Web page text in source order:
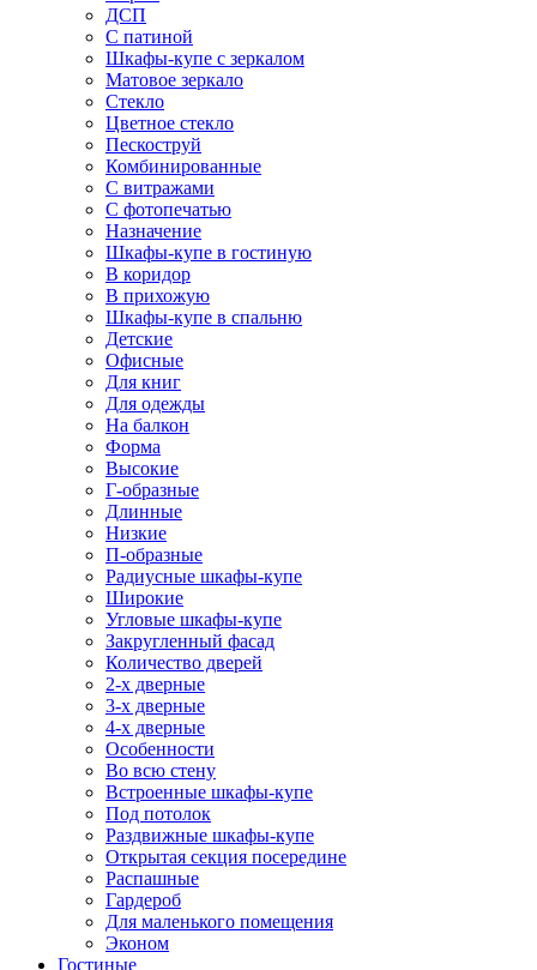
ДСП
С патиной
Шкафы-купе с зеркалом
Матовое зеркало
Стекло
Цветное стекло
Пескоструй
Комбинированные
С витражами
С фотопечатью
Назначение
Шкафы-купе в гостиную
В коридор
В прихожую
Шкафы-купе в спальню
Детские
Офисные
Для книг
Для одежды
На балкон
Форма
Высокие
Г-образные
Длинные
Низкие
П-образные
Радиусные шкафы-купе
Широкие
Угловые шкафы-купе
Закругленный фасад
Количество дверей
2-х дверные
3-х дверные
4-х дверные
Особенности
Во всю стену
Встроенные шкафы-купе
Под потолок
Раздвижные шкафы-купе
Открытая секция посередине
Распашные
Гардероб
Для маленького помещения
Эконом
Гостиные